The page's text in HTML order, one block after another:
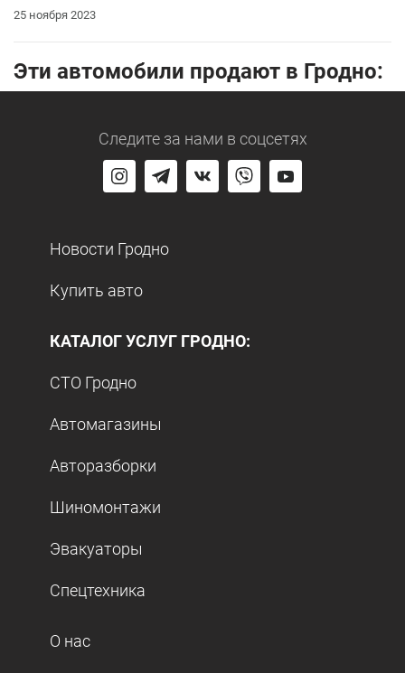
25 ноября 2023
Эти автомобили продают в Гродно:
Следите за нами в соцсетях
Новости Гродно
Купить авто
КАТАЛОГ УСЛУГ ГРОДНО:
СТО Гродно
Автомагазины
Авторазборки
Шиномонтажи
Эвакуаторы
Спецтехника
О нас